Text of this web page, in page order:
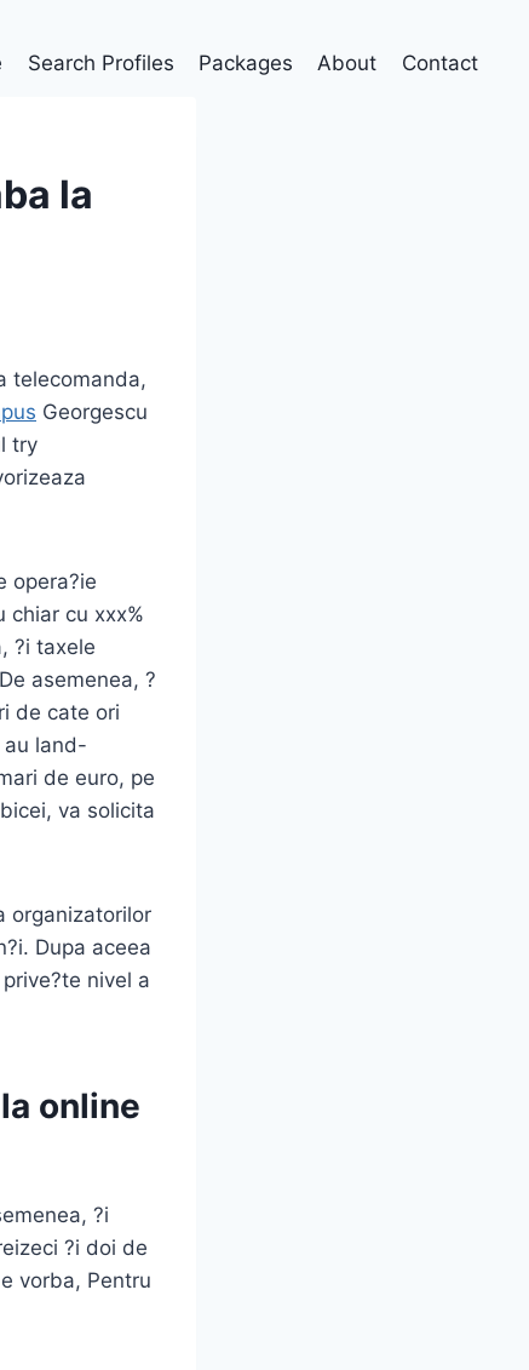
Search Profiles Packages About Contact
la
telecomanda,
Georgescu
try
opera?ie
chiar cu xxx%
?i taxele
asemenea, ?
de cate ori
land-
de euro, pe
va solicita
organizatorilor
Dupa aceea
nivel a
online
?i
?i doi de
vorba, Pentru